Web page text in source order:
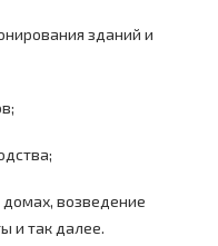
зданий и
возведение
и так далее.